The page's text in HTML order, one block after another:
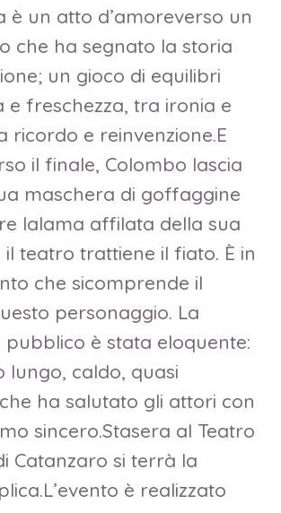
è un atto d’amoreverso un
che ha segnato la storia
un gioco di equilibri
e freschezza, tra ironia e
ricordo e reinvenzione.E
il finale, Colombo lascia
maschera di goffaggine
lalama affilata della sua
il teatro trattiene il fiato. È in
che sicomprende il
personaggio. La
pubblico è stata eloquente:
lungo, caldo, quasi
ha salutato gli attori con
sincero.Stasera al Teatro
Catanzaro si terrà la
è realizzato